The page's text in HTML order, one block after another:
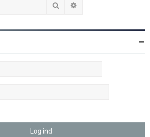
Søg